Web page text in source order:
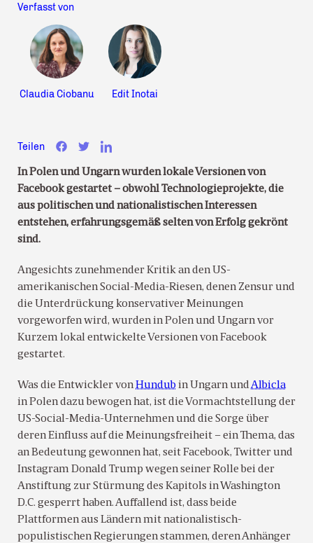
Verfasst von
Claudia Ciobanu Edit Inotai
Teilen
In Polen und Ungarn wurden lokale Versionen von
Facebook gestartet – obwohl Technologieprojekte, die
aus politischen und nationalistischen Interessen
entstehen, erfahrungsgemäß selten von Erfolg gekrönt
sind.
Angesichts zunehmender Kritik an den US-
amerikanischen Social-Media-Riesen, denen Zensur und
die Unterdrückung konservativer Meinungen
vorgeworfen wird, wurden in Polen und Ungarn vor
Kurzem lokal entwickelte Versionen von Facebook
gestartet.
Was die Entwickler vonHundub in Ungarn undAlbicla
in Polen dazu bewogen hat, ist die Vormachtstellung der
US-Social-Media-Unternehmen und die Sorge über
deren Einfluss auf die Meinungsfreiheit – ein Thema, das
an Bedeutung gewonnen hat, seit Facebook, Twitter und
Instagram Donald Trump wegen seiner Rolle bei der
Anstiftung zur Stürmung des Kapitols in Washington
D.C. gesperrt haben. Auffallend ist, dass beide
Plattformen aus Ländern mit nationalistisch-
populistischen Regierungen stammen, deren Anhänger